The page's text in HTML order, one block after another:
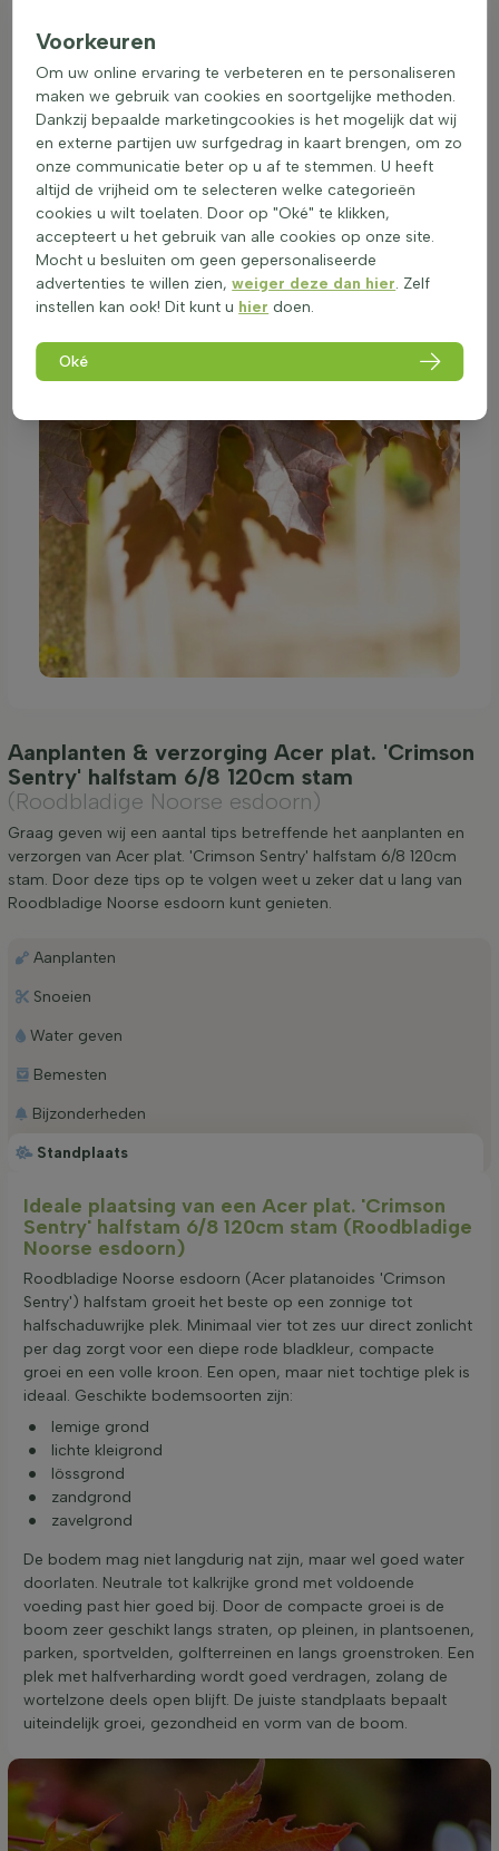
Aanplanten & verzorging Acer plat. 'Crimson
Sentry' halfstam 6/8 120cm stam
(Roodbladige Noorse esdoorn)
Graag geven wij een aantal tips betreffende het aanplanten en
verzorgen van Acer plat. 'Crimson Sentry' halfstam 6/8 120cm
stam. Door deze tips op te volgen weet u zeker dat u lang van
Roodbladige Noorse esdoorn kunt genieten.
Standplaats
Aanplanten
Snoeien
Water geven
Bemesten
Bijzonderheden
Ideale plaatsing van een Acer plat. 'Crimson
Sentry' halfstam 6/8 120cm stam (Roodbladige
Noorse esdoorn)
Roodbladige Noorse esdoorn (Acer platanoides 'Crimson
Sentry') halfstam groeit het beste op een zonnige tot
halfschaduwrijke plek. Minimaal vier tot zes uur direct zonlicht
per dag zorgt voor een diepe rode bladkleur, compacte
groei en een volle kroon. Een open, maar niet tochtige plek is
ideaal. Geschikte bodemsoorten zijn:
lemige grond
lichte kleigrond
lössgrond
zandgrond
zavelgrond
De bodem mag niet langdurig nat zijn, maar wel goed water
doorlaten. Neutrale tot kalkrijke grond met voldoende
voeding past hier goed bij. Door de compacte groei is de
boom zeer geschikt langs straten, op pleinen, in plantsoenen,
parken, sportvelden, golfterreinen en langs groenstroken. Een
plek met halfverharding wordt goed verdragen, zolang de
wortelzone deels open blijft. De juiste standplaats bepaalt
uiteindelijk groei, gezondheid en vorm van de boom.
Voorkeuren
Om uw online ervaring te verbeteren en te personaliseren
maken we gebruik van cookies en soortgelijke methoden.
Dankzij bepaalde marketingcookies is het mogelijk dat wij
en externe partijen uw surfgedrag in kaart brengen, om zo
onze communicatie beter op u af te stemmen. U heeft
altijd de vrijheid om te selecteren welke categorieën
cookies u wilt toelaten. Door op "Oké" te klikken,
accepteert u het gebruik van alle cookies op onze site.
Mocht u besluiten om geen gepersonaliseerde
advertenties te willen zien,weiger deze dan hier. Zelf
instellen kan ook! Dit kunt u hier doen.
Oké